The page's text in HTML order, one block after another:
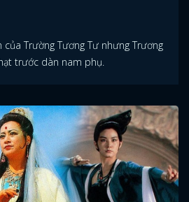
Trường Tương Tư nhưng Trương
trước dàn nam phụ.